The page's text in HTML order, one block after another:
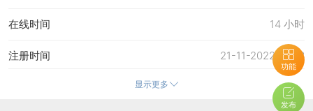
功能
发布
14 小时
在线时间
21-11-2022 15:43
注册时间
28-6-2026 14:23
显示更多